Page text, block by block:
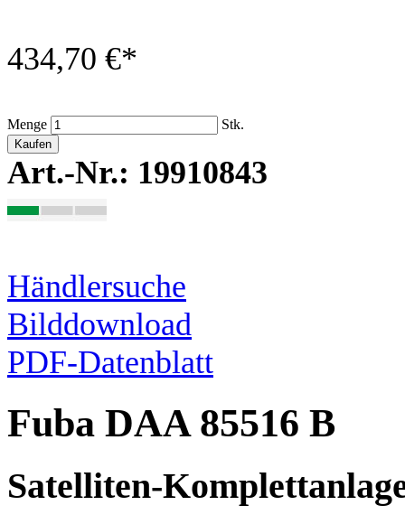
434,70 €*
Menge Stk.
Kaufen
Art.-Nr.: 19910843
Händlersuche
Bilddownload
PDF-Datenblatt
Fuba DAA 85516 B
Satelliten-